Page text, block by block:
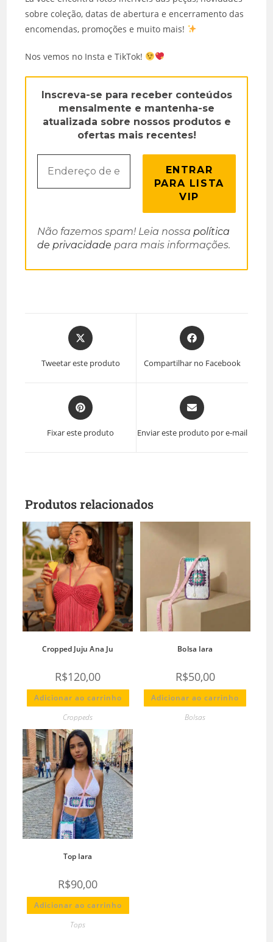
sobre coleção, datas de abertura e encerramento das
encomendas, promoções e muito mais!
Nos vemos no Insta e TikTok!
Inscreva-se para receber conteúdos
mensalmente e mantenha-se
atualizada sobre nossos produtos e
ofertas mais recentes!
Não fazemos spam! Leia nossapolítica
de privacidade para mais informações.
Tweetar este produto Compartilhar no Facebook
Fixar este produto Enviar este produto por e-mail
Produtos relacionados
Cropped Juju Ana Ju
R$120,00
Adicionar ao carrinho
Croppeds
Bolsa Iara
R$50,00
Adicionar ao carrinho
Bolsas
Top Iara
R$90,00
Adicionar ao carrinho
Tops